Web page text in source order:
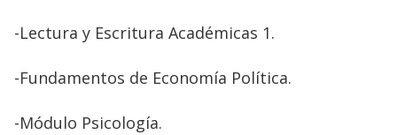
-Lectura y Escritura Académicas 1.
-Fundamentos de Economía Política.
-Módulo Psicología.